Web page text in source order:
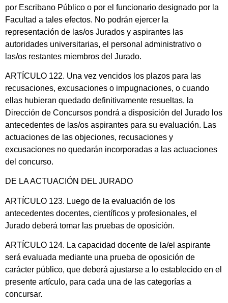
por Escribano Público o por el funcionario designado por la
Facultad a tales efectos. No podrán ejercer la
representación de las/os Jurados y aspirantes las
autoridades universitarias, el personal administrativo o
las/os restantes miembros del Jurado.
ARTÍCULO 122. Una vez vencidos los plazos para las
recusaciones, excusaciones o impugnaciones, o cuando
ellas hubieran quedado definitivamente resueltas, la
Dirección de Concursos pondrá a disposición del Jurado los
antecedentes de las/os aspirantes para su evaluación. Las
actuaciones de las objeciones, recusaciones y
excusaciones no quedarán incorporadas a las actuaciones
del concurso.
DE LA ACTUACIÓN DEL JURADO
ARTÍCULO 123. Luego de la evaluación de los
antecedentes docentes, científicos y profesionales, el
Jurado deberá tomar las pruebas de oposición.
ARTÍCULO 124. La capacidad docente de la/el aspirante
será evaluada mediante una prueba de oposición de
carácter público, que deberá ajustarse a lo establecido en el
presente artículo, para cada una de las categorías a
concursar.